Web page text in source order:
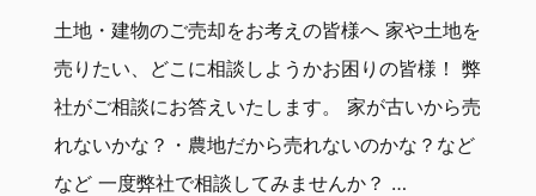
土地・建物のご売却をお考えの皆様へ 家や土地を
売りたい、どこに相談しようかお困りの皆様！ 弊
社がご相談にお答えいたします。 家が古いから売
れないかな？・農地だから売れないのかな？など
など 一度弊社で相談してみませんか？ …